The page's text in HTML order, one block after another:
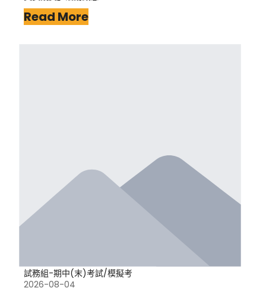
Read More
試務組-期中(末)考試/模擬考
2026-08-04